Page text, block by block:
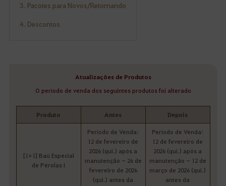
3. Pacotes para Novos/Retornando
4. Descontos
Atualizações de Produtos
O período de venda dos seguintes produtos foi alterado
Produto Antes Depois
[1+1] Baú Especial
de Pérolas I
Período de Venda:
12 de fevereiro de
2026 (qui.) após a
manutenção ~ 26 de
fevereiro de 2026
(qui.) antes da
Período de Venda:
12 de fevereiro de
2026 (qui.) após a
manutenção ~ 12 de
março de 2026 (qui.)
antes da